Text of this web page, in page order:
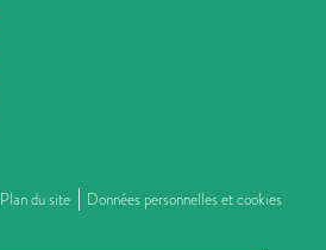
Plan du site Données personnelles et cookies